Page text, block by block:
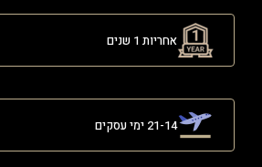
אחריות 1 שנים
21-14 ימי עסקים